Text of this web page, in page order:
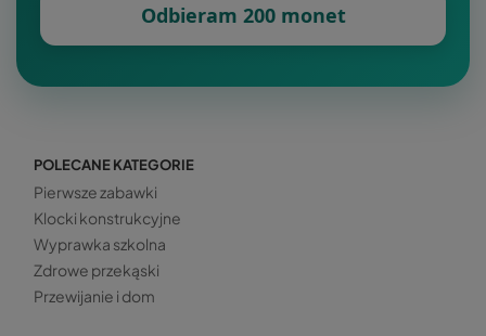
Odbieram 200 monet
POLECANE KATEGORIE
Pierwsze zabawki
Klocki konstrukcyjne
Wyprawka szkolna
Zdrowe przekąski
Przewijanie i dom